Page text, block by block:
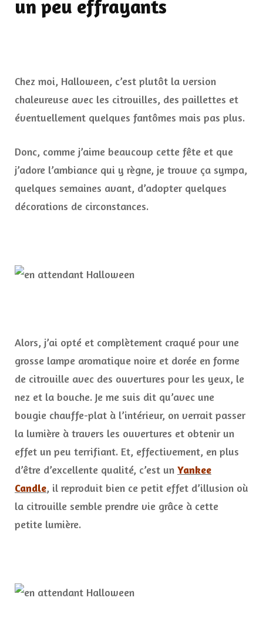
un peu effrayants
Chez moi, Halloween, c’est plutôt la version
chaleureuse avec les citrouilles, des paillettes et
éventuellement quelques fantômes mais pas plus.
Donc, comme j’aime beaucoup cette fête et que
j’adore l’ambiance qui y règne, je trouve ça sympa,
quelques semaines avant, d’adopter quelques
décorations de circonstances.
Alors, j’ai opté et complètement craqué pour une
grosse lampe aromatique noire et dorée en forme
de citrouille avec des ouvertures pour les yeux, le
nez et la bouche. Je me suis dit qu’avec une
bougie chauffe-plat à l’intérieur, on verrait passer
la lumière à travers les ouvertures et obtenir un
effet un peu terrifiant. Et, effectivement, en plus
d’être d’excellente qualité, c’est un Yankee
Candle, il reproduit bien ce petit effet d’illusion où
la citrouille semble prendre vie grâce à cette
petite lumière.